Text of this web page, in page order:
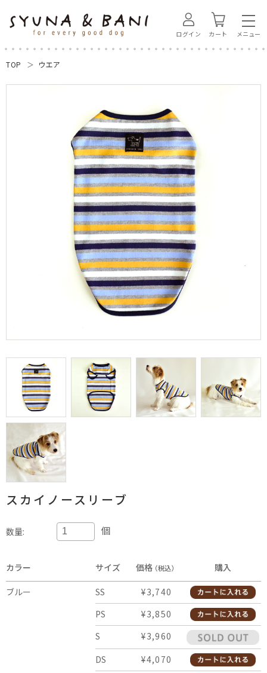
ログイン カート
TOP ウエア
スカイノースリーブ
数量: 個
カラー サイズ 価格（税込） 購入
ブルー SS
¥3,740
PS
¥3,850
S
¥3,960
DS
¥4,070